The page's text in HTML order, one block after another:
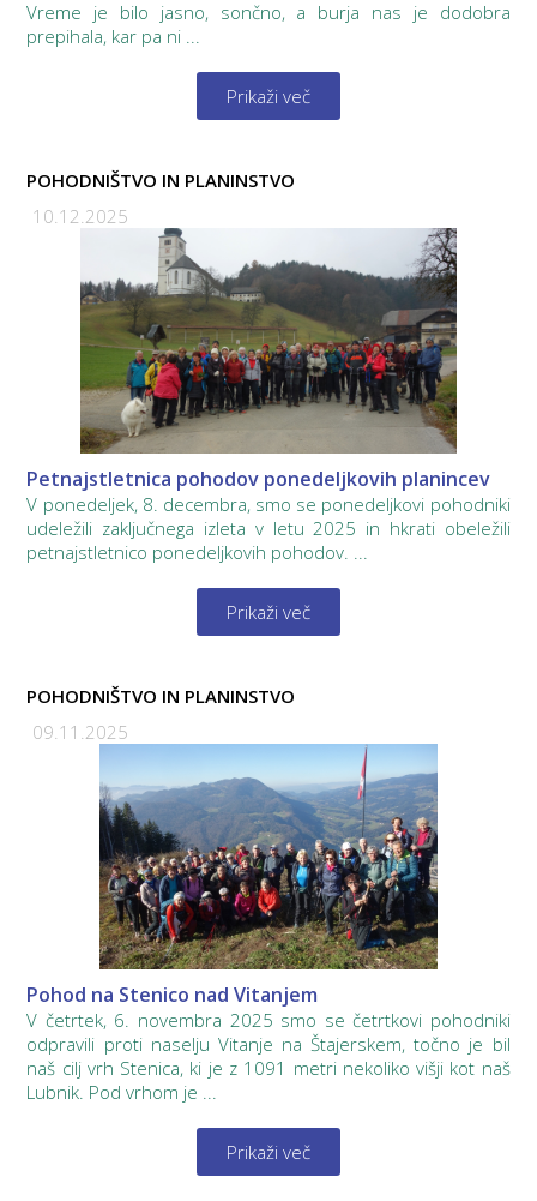
Vreme je bilo jasno, sončno, a burja nas je dodobra
prepihala, kar pa ni ...
Prikaži več
POHODNIŠTVO IN PLANINSTVO
10.12.2025
Petnajstletnica pohodov ponedeljkovih planincev
V ponedeljek, 8. decembra, smo se ponedeljkovi pohodniki
udeležili zaključnega izleta v letu 2025 in hkrati obeležili
petnajstletnico ponedeljkovih pohodov. ...
Prikaži več
POHODNIŠTVO IN PLANINSTVO
09.11.2025
Pohod na Stenico nad Vitanjem
V četrtek, 6. novembra 2025 smo se četrtkovi pohodniki
odpravili proti naselju Vitanje na Štajerskem, točno je bil
naš cilj vrh Stenica, ki je z 1091 metri nekoliko višji kot naš
Lubnik. Pod vrhom je ...
Prikaži več